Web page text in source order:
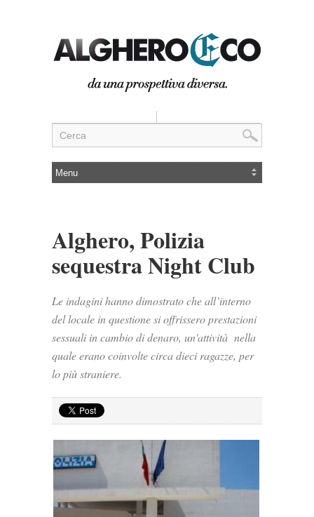
Alghero, Polizia
sequestra Night Club
Le indagini hanno dimostrato che all’interno
del locale in questione si offrissero prestazioni
sessuali in cambio di denaro, un'attività nella
quale erano coinvolte circa dieci ragazze, per
lo più straniere.